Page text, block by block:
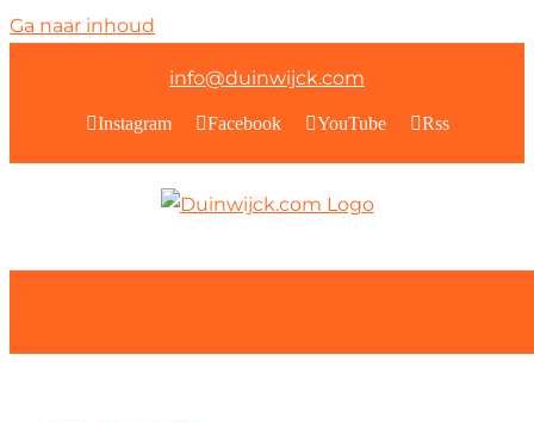
Ga naar inhoud
info@duinwijck.com
Instagram Facebook YouTube Rss